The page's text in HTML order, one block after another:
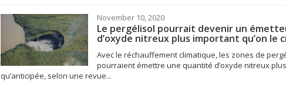
November 10, 2020
Le pergélisol pourrait devenir un
d’oxyde nitreux plus important qu’on le
Avec le réchauffement climatique, les zones de
pourraient émettre une quantité d’oxyde nitreux
qu’anticipée, selon une revue...